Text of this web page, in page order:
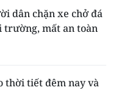
dân chặn xe chở đá
trường, mất an toàn
thời tiết đêm nay và